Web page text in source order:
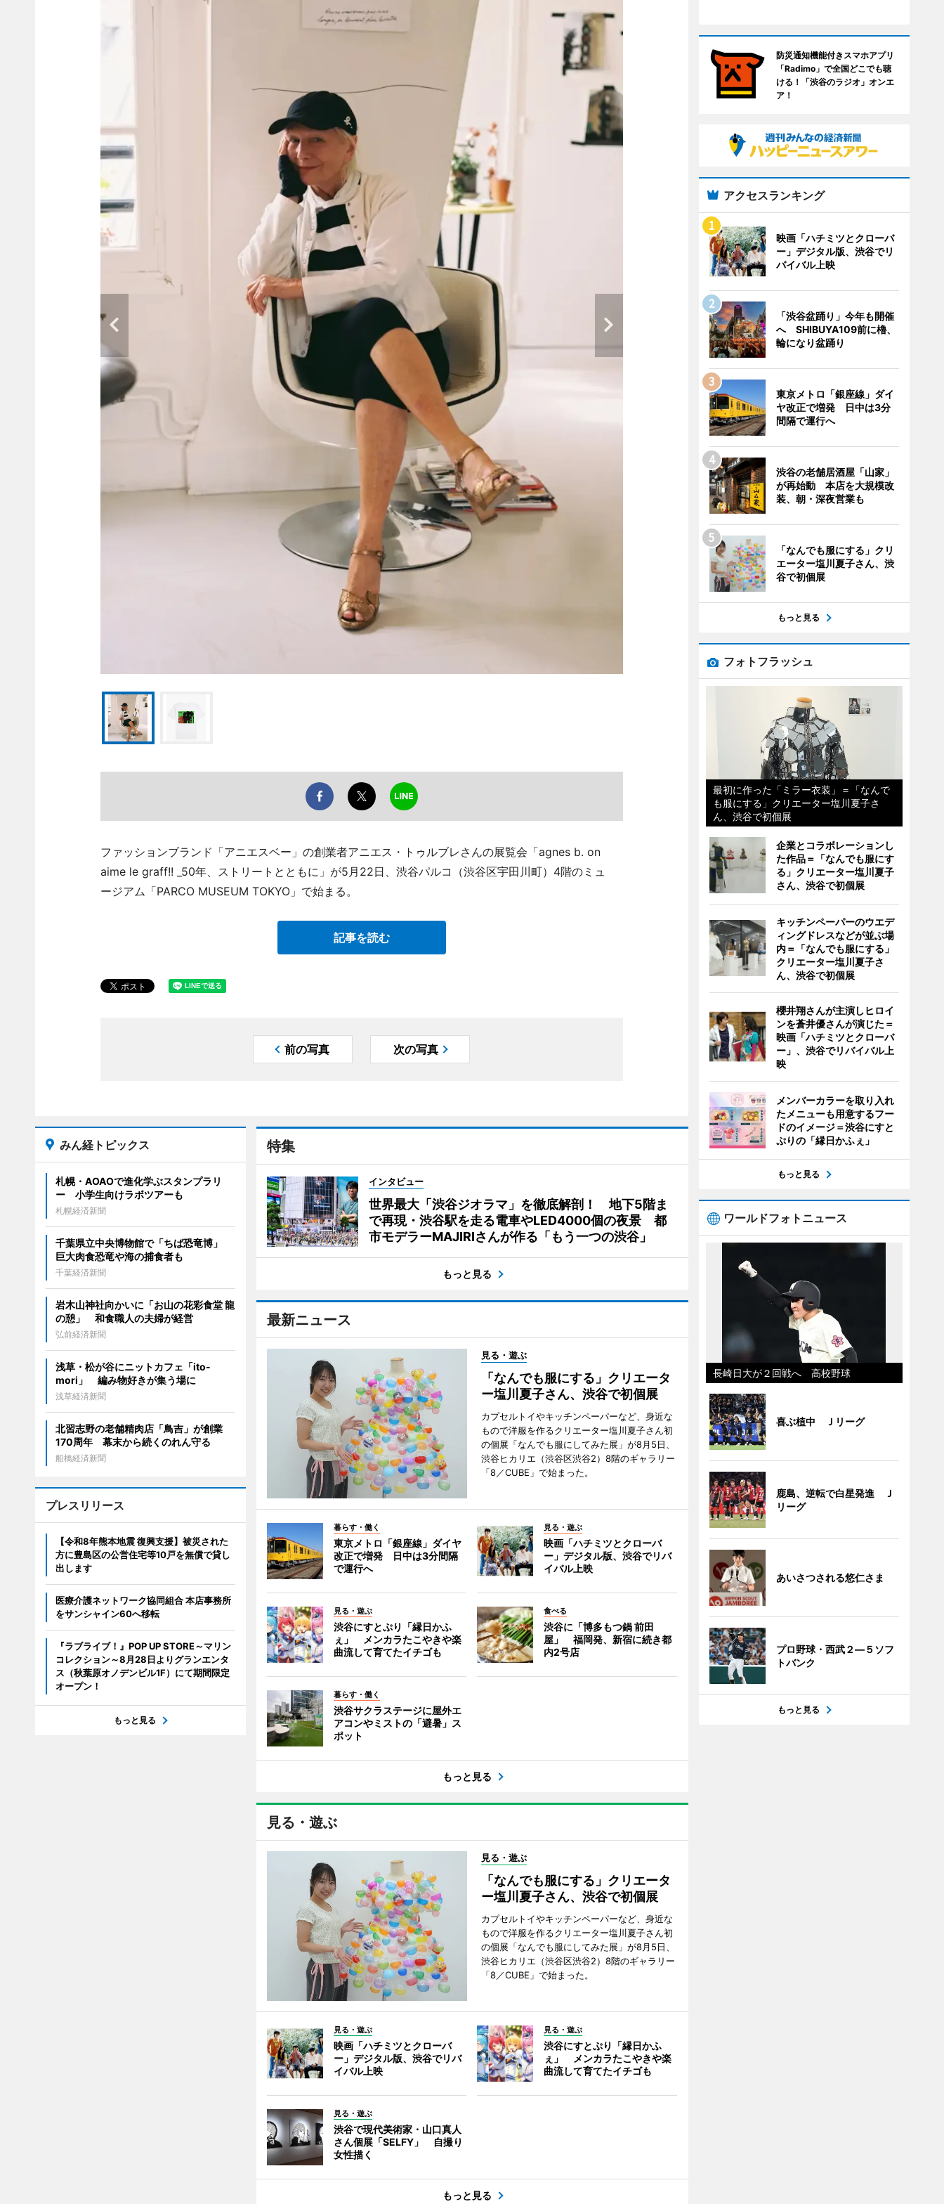
ファッションブランド「アニエスベー」の創業者アニエス・トゥルブレさんの展覧会「agnes b. on
aime le graff!! _50年、ストリートとともに」が5月22日、渋谷パルコ（渋谷区宇田川町）4階のミュ
ージアム「PARCO MUSEUM TOKYO」で始まる。
記事を読む
前の写真 次の写真
特集
インタビュー
世界最大「渋谷ジオラマ」を徹底解剖！ 地下5階ま
で再現・渋谷駅を走る電車やLED4000個の夜景 都
市モデラーMAJIRIさんが作る「もう一つの渋谷」
もっと見る
最新ニュース
見る・遊ぶ
「なんでも服にする」クリエータ
ー塩川夏子さん、渋谷で初個展
カプセルトイやキッチンペーパーなど、身近な
もので洋服を作るクリエーター塩川夏子さん初
の個展「なんでも服にしてみた展」が8月5日、
渋谷ヒカリエ（渋谷区渋谷2）8階のギャラリー
「8／CUBE」で始まった。
暮らす・働く
東京メトロ「銀座線」ダイヤ
改正で増発 日中は3分間隔
で運行へ
見る・遊ぶ
映画「ハチミツとクローバ
ー」デジタル版、渋谷でリバ
イバル上映
見る・遊ぶ
渋谷にすとぷり「縁日かふ
ぇ」 メンカラたこやきや楽
曲流して育てたイチゴも
食べる
渋谷に「博多もつ鍋 前田
屋」 福岡発、新宿に続き都
内2号店
暮らす・働く
渋谷サクラステージに屋外エ
アコンやミストの「避暑」ス
ポット
もっと見る
見る・遊ぶ
見る・遊ぶ
「なんでも服にする」クリエータ
ー塩川夏子さん、渋谷で初個展
カプセルトイやキッチンペーパーなど、身近な
もので洋服を作るクリエーター塩川夏子さん初
の個展「なんでも服にしてみた展」が8月5日、
渋谷ヒカリエ（渋谷区渋谷2）8階のギャラリー
「8／CUBE」で始まった。
見る・遊ぶ
映画「ハチミツとクローバ
ー」デジタル版、渋谷でリバ
イバル上映
見る・遊ぶ
渋谷にすとぷり「縁日かふ
ぇ」 メンカラたこやきや楽
曲流して育てたイチゴも
見る・遊ぶ
渋谷で現代美術家・山口真人
さん個展「SELFY」 自撮り
女性描く
もっと見る
みん経トピックス
札幌・AOAOで進化学ぶスタンプラリ
ー 小学生向けラボツアーも
札幌経済新聞
千葉県立中央博物館で「ちば恐竜博」
巨大肉食恐竜や海の捕食者も
千葉経済新聞
岩木山神社向かいに「お山の花彩食堂 龍
の憩」 和食職人の夫婦が経営
弘前経済新聞
浅草・松が谷にニットカフェ「ito-
mori」 編み物好きが集う場に
浅草経済新聞
北習志野の老舗精肉店「鳥吉」が創業
170周年 幕末から続くのれん守る
船橋経済新聞
プレスリリース
【令和8年熊本地震 復興支援】被災された
方に豊島区の公営住宅等10戸を無償で貸し
出します
医療介護ネットワーク協同組合 本店事務所
をサンシャイン60へ移転
『ラブライブ！』POP UP STORE～マリン
コレクション～8月28日よりグランエンタ
ス（秋葉原オノデンビル1F）にて期間限定
オープン！
もっと見る
防災通知機能付きスマホアプリ
「Radimo」で全国どこでも聴
ける！「渋谷のラジオ」オンエ
ア！
アクセスランキング
映画「ハチミツとクローバ
ー」デジタル版、渋谷でリ
バイバル上映
「渋谷盆踊り」今年も開催
へ SHIBUYA109前に櫓、
輪になり盆踊り
東京メトロ「銀座線」ダイ
ヤ改正で増発 日中は3分
間隔で運行へ
渋谷の老舗居酒屋「山家」
が再始動 本店を大規模改
装、朝・深夜営業も
「なんでも服にする」クリ
エーター塩川夏子さん、渋
谷で初個展
もっと見る
フォトフラッシュ
最初に作った「ミラー衣装」＝「なんで
も服にする」クリエーター塩川夏子さ
ん、渋谷で初個展
企業とコラボレーションし
た作品＝「なんでも服にす
る」クリエーター塩川夏子
さん、渋谷で初個展
キッチンペーパーのウエデ
ィングドレスなどが並ぶ場
内＝「なんでも服にする」
クリエーター塩川夏子さ
ん、渋谷で初個展
櫻井翔さんが主演しヒロイ
ンを蒼井優さんが演じた＝
映画「ハチミツとクローバ
ー」、渋谷でリバイバル上
映
メンバーカラーを取り入れ
たメニューも用意するフー
ドのイメージ＝渋谷にすと
ぷりの「縁日かふぇ」
もっと見る
ワールドフォトニュース
長崎日大が２回戦へ 高校野球
喜ぶ植中 Ｊリーグ
鹿島、逆転で白星発進 Ｊ
リーグ
あいさつされる悠仁さま
プロ野球・西武２―５ソフ
トバンク
もっと見る